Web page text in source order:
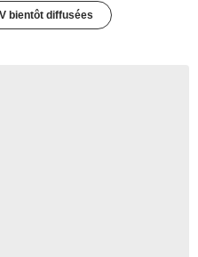
bientôt diffusées